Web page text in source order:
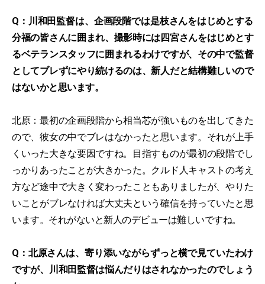
Q：川和田監督は、企画段階では是枝さんをはじめとする
分福の皆さんに囲まれ、撮影時には四宮さんをはじめとす
るベテランスタッフに囲まれるわけですが、その中で監督
としてブレずにやり続けるのは、新人だと結構難しいので
はないかと思います。
北原：最初の企画段階から相当芯が強いものを出してきた
ので、彼女の中でブレはなかったと思います。それが上手
くいった大きな要因ですね。目指すものが最初の段階でし
っかりあったことが大きかった。クルド人キャストの考え
方など途中で大きく変わったこともありましたが、やりた
いことがブレなければ大丈夫という確信を持っていたと思
います。それがないと新人のデビューは難しいですね。
Q：北原さんは、寄り添いながらずっと横で見ていたわけ
ですが、川和田監督は悩んだりはされなかったのでしょう